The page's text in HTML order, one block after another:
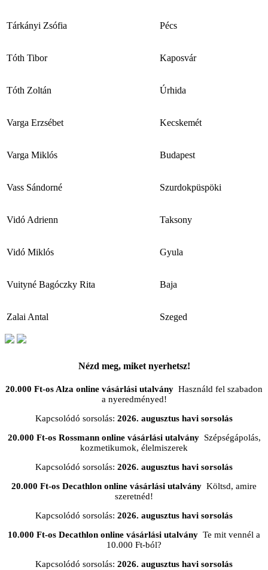
Tárkányi Zsófia Pécs
Tóth Tibor Kaposvár
Tóth Zoltán Úrhida
Varga Erzsébet Kecskemét
Varga Miklós Budapest
Vass Sándorné Szurdokpüspöki
Vidó Adrienn Taksony
Vidó Miklós Gyula
Vuityné Bagóczky Rita Baja
Zalai Antal Szeged
Nézd meg, miket nyerhetsz!
20.000 Ft-os Alza online vásárlási utalvány Használd fel szabadon
a nyeredményed!
Kapcsolódó sorsolás: 2026. augusztus havi sorsolás
20.000 Ft-os Rossmann online vásárlási utalványSzépségápolás,
kozmetikumok, élelmiszerek
Kapcsolódó sorsolás: 2026. augusztus havi sorsolás
20.000 Ft-os Decathlon online vásárlási utalvány Költsd, amire
szeretnéd!
Kapcsolódó sorsolás: 2026. augusztus havi sorsolás
10.000 Ft-os Decathlon online vásárlási utalvány Te mit vennél a
10.000 Ft-ból?
Kapcsolódó sorsolás: 2026. augusztus havi sorsolás